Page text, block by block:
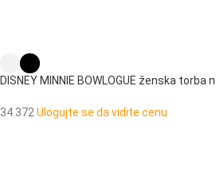
DISNEY MINNIE BOWLOGUE ženska torba
34.372 Ulogujte se da vidite cenu